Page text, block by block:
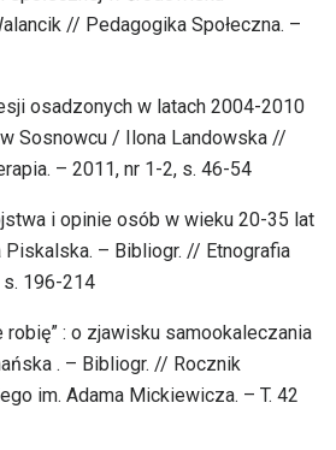
// Pedagogika Społeczna. –
osadzonych w latach 2004-2010
Sosnowcu / Ilona Landowska //
– 2011, nr 1-2, s. 46-54
i opinie osób w wieku 20-35 lat
– Bibliogr. // Etnografia
s. 196-214
robię” : o zjawisku samookaleczania
. – Bibliogr. // Rocznik
im. Adama Mickiewicza. – T. 42